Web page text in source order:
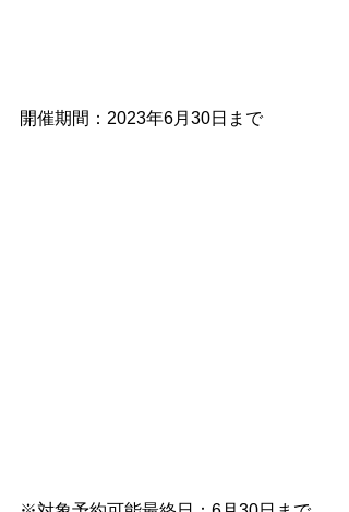
開催期間：2023年6月30日まで